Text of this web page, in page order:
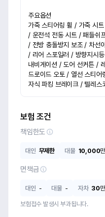
주요옵션
가죽 스티어링 휠 / 가죽 시
/ 운전석 전동 시트 / 패들쉬
/ 전방 충돌방지 보조 / 차선
/ 리어 스포일러 / 방향지시
내비게이션 / 도어 선커튼 /
드로이드 오토 / 열선 스티
자식 파킹 브레이크 / 텔레
보험 조건
책임한도
대인 무제한 대물 10,000
면책금
대인 - 대물 - 자차 30
보험접수 발생시 부과됩니다.